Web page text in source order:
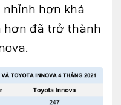
nhỉnh hơn khá
hơn đã trở thành